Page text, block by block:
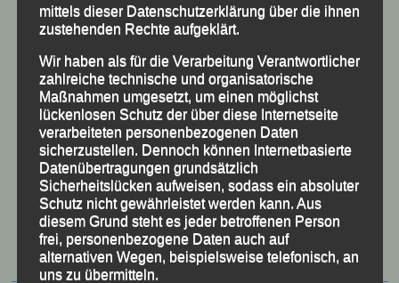
50 Jahre LG Passau
Festzschrift
mittels dieser Datenschutzerklärung über die ihnen
zustehenden Rechte aufgeklärt.
Wir haben als für die Verarbeitung Verantwortlicher
zahlreiche technische und organisatorische
Maßnahmen umgesetzt, um einen möglichst
lückenlosen Schutz der über diese Internetseite
verarbeiteten personenbezogenen Daten
sicherzustellen. Dennoch können Internetbasierte
Datenübertragungen grundsätzlich
Sicherheitslücken aufweisen, sodass ein absoluter
Schutz nicht gewährleistet werden kann. Aus
diesem Grund steht es jeder betroffenen Person
frei, personenbezogene Daten auch auf
alternativen Wegen, beispielsweise telefonisch, an
uns zu übermitteln.